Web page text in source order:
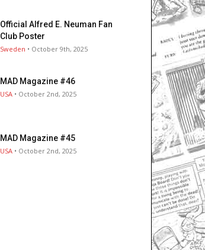
Official Alfred E. Neuman Fan
Club Poster
Sweden • October 9th, 2025
MAD Magazine #46
USA • October 2nd, 2025
MAD Magazine #45
USA • October 2nd, 2025